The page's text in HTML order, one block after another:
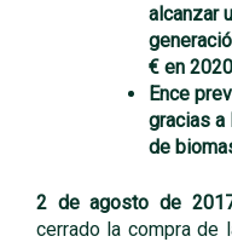
alcanzar
€ en
Ence
gracias
de
2 de agosto de
cerrado la compra de